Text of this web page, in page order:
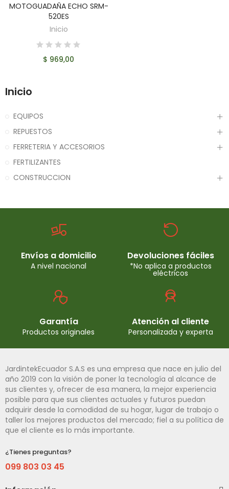
AÑADIR AL CARRITO
MOTOGUADAÑA ECHO SRM-
520ES
Inicio
$ 969,00
Inicio
EQUIPOS
REPUESTOS
FERRETERIA Y ACCESORIOS
FERTILIZANTES
CONSTRUCCION
Envíos a domicilio
A nivel nacional
Devoluciones fáciles
*No aplica a productos
eléctricos
Garantía
Productos originales
Atención al cliente
Personalizada y experta
JardintekEcuador S.A.S es una empresa que nace en julio del
año 2019 con la visión de poner la tecnología al alcance de
sus clientes y, ofrecer de esa manera, la mejor experiencia
posible para que sus clientes actuales y futuros puedan
adquirir desde la comodidad de su hogar, lugar de trabajo o
taller los mejores productos del mercado; fiel a su política de
que el cliente es lo más importante.
¿Tienes preguntas?
099 803 03 45